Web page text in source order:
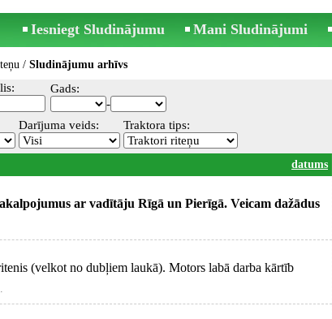
Iesniegt Sludinājumu Mani Sludinājumi
/ Sludinājumu arhīvs
Gads:
-
Darījuma veids: Traktora tips:
datums
ar vadītāju Rīgā un Pierīgā. Veicam dažādus
(velkot no dubļiem laukā). Motors labā darba kārtīb